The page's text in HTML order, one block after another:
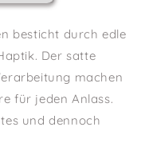
besticht durch edle
Der satte
machen
für jeden Anlass.
und dennoch